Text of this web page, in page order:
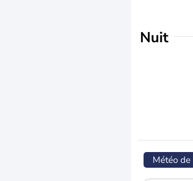
Nuit
Météo